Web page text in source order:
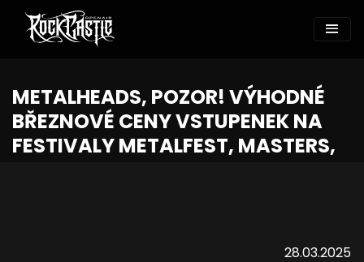
METALHEADS, POZOR! VÝHODNÉ
BŘEZNOVÉ CENY VSTUPENEK NA
FESTIVALY METALFEST, MASTERS,
28.03.2025